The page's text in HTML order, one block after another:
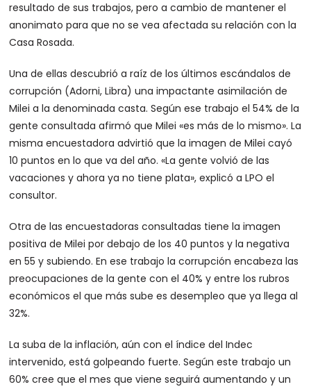
resultado de sus trabajos, pero a cambio de mantener el
anonimato para que no se vea afectada su relación con la
Casa Rosada.
Una de ellas descubrió a raíz de los últimos escándalos de
corrupción (Adorni, Libra) una impactante asimilación de
Milei a la denominada casta. Según ese trabajo el 54% de la
gente consultada afirmó que Milei «es más de lo mismo». La
misma encuestadora advirtió que la imagen de Milei cayó
10 puntos en lo que va del año. «La gente volvió de las
vacaciones y ahora ya no tiene plata», explicó a LPO el
consultor.
Otra de las encuestadoras consultadas tiene la imagen
positiva de Milei por debajo de los 40 puntos y la negativa
en 55 y subiendo. En ese trabajo la corrupción encabeza las
preocupaciones de la gente con el 40% y entre los rubros
económicos el que más sube es desempleo que ya llega al
32%.
La suba de la inflación, aún con el índice del Indec
intervenido, está golpeando fuerte. Según este trabajo un
60% cree que el mes que viene seguirá aumentando y un